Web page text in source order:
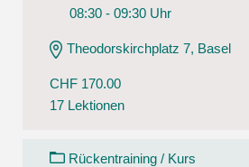
08:30 - 09:30 Uhr
Theodorskirchplatz 7, Basel
CHF 170.00
17 Lektionen
Rückentraining / Kurs